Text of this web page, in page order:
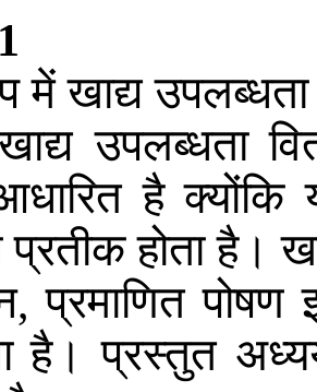
में खाद्य उपलब्धता
उपलब्धता
है क्योंकि
प्रतीक होता है।
,प्रमाणित पोषण
है। प्रस्तुत